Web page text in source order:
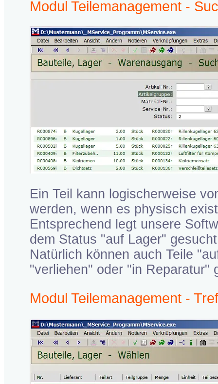
Modul Teilemanagement -
Ein Teil kann logischerweise
werden, wenn es physisch
Entsprechend legt unsere
dem Status "auf Lager"
Natürlich können auch Teile
"verliehen" oder "in Reparatur"
Modul Teilemanagement -